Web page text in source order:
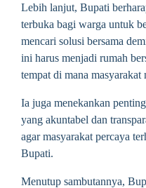
Lebih lanjut, Bupati
terbuka bagi warga untuk
mencari solusi bersama
ini harus menjadi rumah
tempat di mana
Ia juga menekankan
yang akuntabel dan
agar masyarakat percaya
Bupati.
Menutup sambutannya,